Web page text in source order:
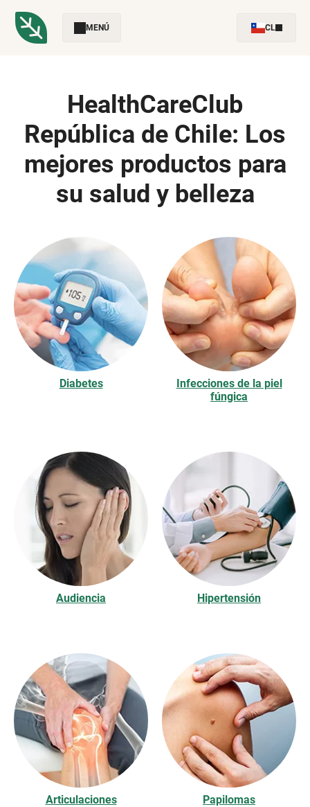
MENÚ CL
HealthCareClub
República de Chile: Los
mejores productos para
su salud y belleza
Diabetes
Infecciones de la piel
fúngica
Audiencia Hipertensión
Articulaciones Papilomas